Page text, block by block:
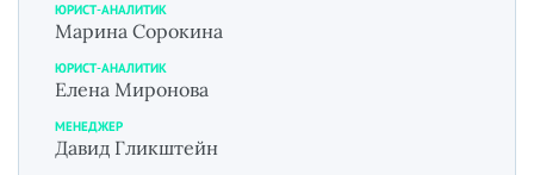
ЮРИСТ-АНАЛИТИК
Марина Сорокина
ЮРИСТ-АНАЛИТИК
Елена Миронова
МЕНЕДЖЕР
Давид Гликштейн